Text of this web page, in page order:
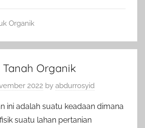
Organik
Tanah Organik
2022 by abdurrosyid
ini adalah suatu keadaan dimana
suatu lahan pertanian